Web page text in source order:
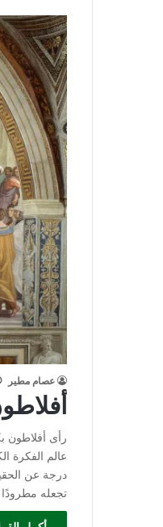
عصام مطير
رأى أفلاطون
عالم الفكرة
درجة عن
تجعله